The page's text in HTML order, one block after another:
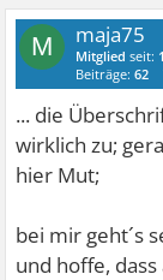
M maja75
Mitglied seit:
Beiträge:62
... die
wirklich zu;
hier Mut;
bei mir geht´s
und hoffe,